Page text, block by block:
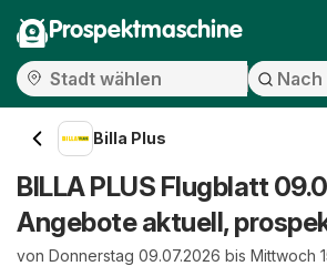
Prospektmaschine
Billa Plus
BILLA PLUS Flugblatt
Angebote aktuell,
von Donnerstag 09.07.2026 bis Mittwoch